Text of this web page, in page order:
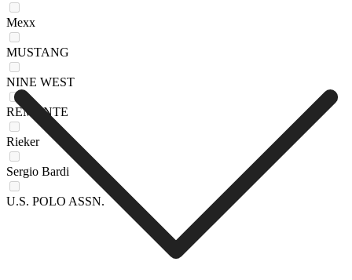
Mexx
MUSTANG
NINE WEST
REMONTE
Rieker
Sergio Bardi
U.S. POLO ASSN.